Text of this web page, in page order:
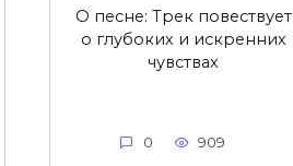
О песне: Трек повествует
о глубоких и искренних
чувствах
0 909